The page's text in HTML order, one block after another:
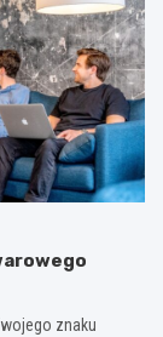
znaku